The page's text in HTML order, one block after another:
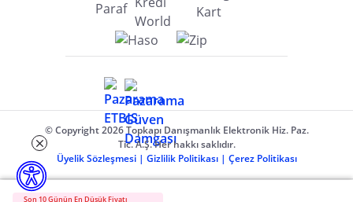
Son 10 Günün En Düşük Fiyatı
© Copyright 2026 Topkapı Danışmanlık Elektronik Hiz. Paz.
Tic. A.Ş. Her hakkı saklıdır.
Üyelik Sözleşmesi | Gizlilik Politikası | Çerez Politikası